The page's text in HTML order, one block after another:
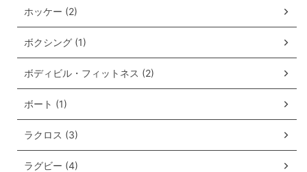
ホッケー (2)
ボクシング (1)
ボディビル・フィットネス (2)
ボート (1)
ラクロス (3)
ラグビー (4)